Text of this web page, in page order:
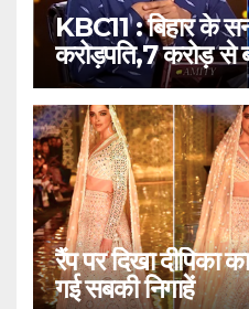
KBC11 : बिहार के
करोड़पति,7 करोड़ से
रैंप पर दिखा दीपिका
गई सबकी निगाहें